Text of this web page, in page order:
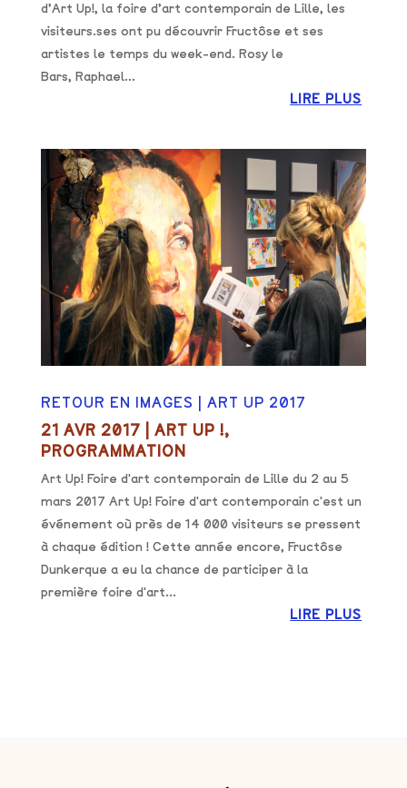
d’Art Up!, la foire d’art contemporain de Lille, les
visiteurs.ses ont pu découvrir Fructôse et ses
artistes le temps du week-end. Rosy le
Bars, Raphael...
LIRE PLUS
RETOUR EN IMAGES | ART UP 2017
21 AVR 2017 ART UP !,
PROGRAMMATION
Art Up! Foire d'art contemporain de Lille du 2 au 5
mars 2017 Art Up! Foire d'art contemporain c'est un
événement où près de 14 000 visiteurs se pressent
à chaque édition ! Cette année encore, Fructôse
Dunkerque a eu la chance de participer à la
première foire d'art...
LIRE PLUS